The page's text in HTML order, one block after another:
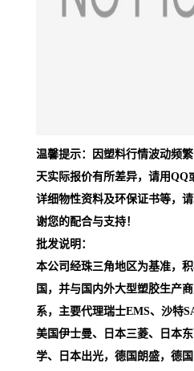
温馨提示：因塑料行情波动频
天实际报价有所差异，请用QQ
详细物性资料及环保证书等，
谢您的配合与支持！
批发说明：
本公司经珠三角地区为基准，
国，并与国内外大型塑胶生产
系，主要代理瑞士EMS、沙特
美国伊士曼、日本三菱、日本
学、日本出光，德国朗盛，德